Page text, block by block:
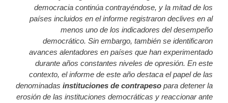
democracia continúa contrayéndose, y la mitad de los
países incluidos en el informe registraron declives en al
menos uno de los indicadores del desempeño
democrático. Sin embargo, también se identificaron
avances alentadores en países que han experimentado
durante años constantes niveles de opresión. En este
contexto, el informe de este año destaca el papel de las
denominadas instituciones de contrapeso para detener la
erosión de las instituciones democráticas y reaccionar ante